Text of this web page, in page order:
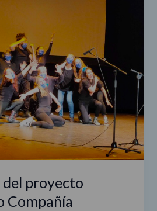
del proyecto
Compañía